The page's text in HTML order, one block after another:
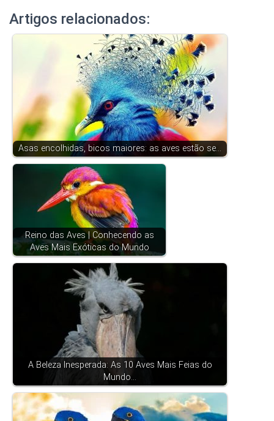
Artigos relacionados:
Asas encolhidas, bicos maiores: as aves estão se…
Reino das Aves | Conhecendo as
Aves Mais Exóticas do Mundo
A Beleza Inesperada: As 10 Aves Mais Feias do
Mundo…